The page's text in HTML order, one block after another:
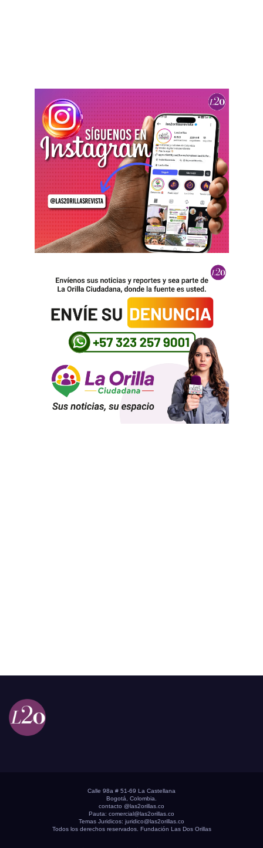
Calle 98a # 51-69 La Castellana
Bogotá, Colombia.
contacto @las2orillas.co
Pauta: comercial@las2orillas.co
Temas Juridicos: juridico@las2orillas.co
Todos los derechos reservados. Fundación Las Dos Orillas